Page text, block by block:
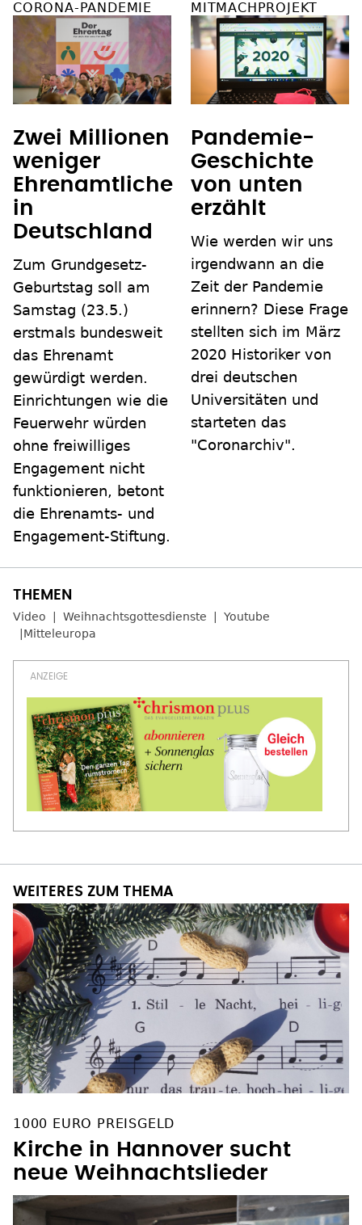
CORONA-PANDEMIE
Zwei Millionen
weniger
Ehrenamtliche
in
Deutschland
Zum Grundgesetz-
Geburtstag soll am
Samstag (23.5.)
erstmals bundesweit
das Ehrenamt
gewürdigt werden.
Einrichtungen wie die
Feuerwehr würden
ohne freiwilliges
Engagement nicht
funktionieren, betont
die Ehrenamts- und
Engagement-Stiftung.
MITMACHPROJEKT
Pandemie-
Geschichte
von unten
erzählt
Wie werden wir uns
irgendwann an die
Zeit der Pandemie
erinnern? Diese Frage
stellten sich im März
2020 Historiker von
drei deutschen
Universitäten und
starteten das
"Coronarchiv".
Video Weihnachtsgottesdienste
Youtube
Mitteleuropa
WEITERES ZUM THEMA
1000 EURO PREISGELD
Kirche in Hannover sucht
neue Weihnachtslieder